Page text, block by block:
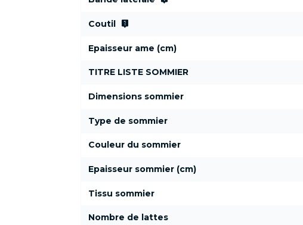
Coutil live_help
Epaisseur ame (cm)
TITRE LISTE SOMMIER
Dimensions sommier
Type de sommier
Couleur du sommier
Epaisseur sommier (cm)
Tissu sommier
Nombre de lattes